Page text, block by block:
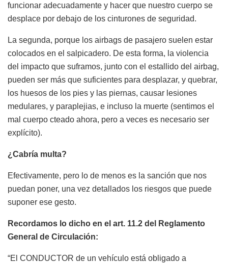
funcionar adecuadamente y hacer que nuestro cuerpo se
desplace por debajo de los cinturones de seguridad.
La segunda, porque los airbags de pasajero suelen estar
colocados en el salpicadero. De esta forma, la violencia
del impacto que suframos, junto con el estallido del airbag,
pueden ser más que suficientes para desplazar, y quebrar,
los huesos de los pies y las piernas, causar lesiones
medulares, y paraplejias, e incluso la muerte (sentimos el
mal cuerpo cteado ahora, pero a veces es necesario ser
explícito).
¿Cabría multa?
Efectivamente, pero lo de menos es la sanción que nos
puedan poner, una vez detallados los riesgos que puede
suponer ese gesto.
Recordamos lo dicho en el art. 11.2 del Reglamento
General de Circulación:
“El CONDUCTOR de un vehículo está obligado a